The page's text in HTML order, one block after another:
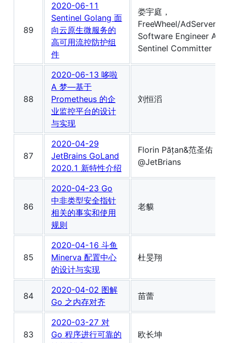
89
2020-06-11
Sentinel Golang 面
向云原生微服务的
高可用流控防护组
件
娄宇庭，
FreeWheel/AdServer，
Software Engineer
Sentinel Committer
88
2020-06-13 哆啦
A 梦—基于
Prometheus 的企
业监控平台的设计
与实现
刘恒滔
87
2020-04-29
JetBrains GoLand
2020.1 新特性介绍
Florin Pățan&范圣佑
@JetBrians
86
2020-04-23 Go
中非类型安全指针
相关的事实和使用
规则
老貘
85
2020-04-16 斗鱼
Minerva 配置中心
的设计与实现
杜旻翔
84
2020-04-02 图解
Go 之内存对齐
苗蕾
83
2020-03-27 对
Go 程序进行可靠的
欧长坤